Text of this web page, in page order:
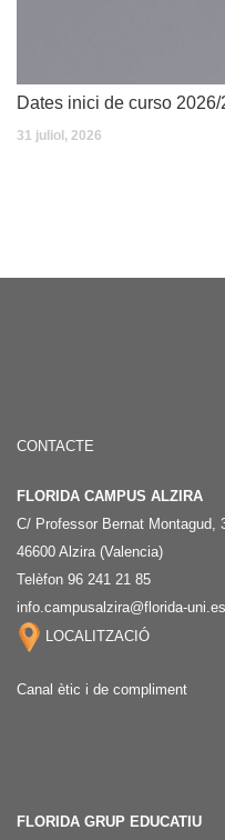
Dates inici de curso
31 juliol, 2026
CONTACTE
FLORIDA CAMPUS ALZIRA
C/ Professor Bernat Montagud,
46600 Alzira (Valencia)
Telèfon 96 241 21 85
info.campusalzira@florida-uni.es
LOCALITZACIÓ
Canal ètic i de compliment
FLORIDA GRUP EDUCATIU